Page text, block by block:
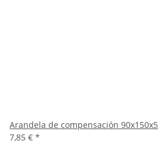
Arandela de compensación 90x150x5
7,85 € *